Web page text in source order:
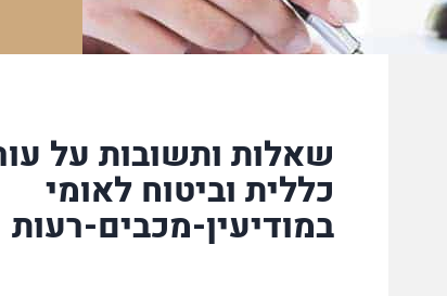
שאלות ותשובות על
כללית וביטוח לאומי
במודיעין-מכבים-רעות